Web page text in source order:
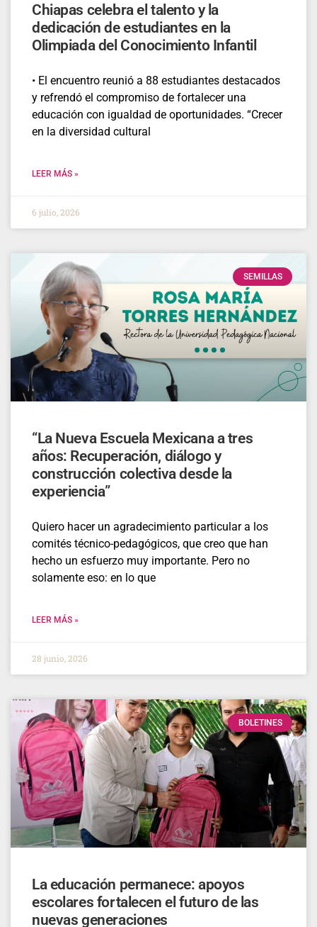
Chiapas celebra el talento y la
dedicación de estudiantes en la
Olimpiada del Conocimiento Infantil
• El encuentro reunió a 88 estudiantes destacados
y refrendó el compromiso de fortalecer una
educación con igualdad de oportunidades. “Crecer
en la diversidad cultural
LEER MÁS »
6 julio, 2026
SEMILLAS
“La Nueva Escuela Mexicana a tres
años: Recuperación, diálogo y
construcción colectiva desde la
experiencia”
Quiero hacer un agradecimiento particular a los
comités técnico-pedagógicos, que creo que han
hecho un esfuerzo muy importante. Pero no
solamente eso: en lo que
LEER MÁS »
28 junio, 2026
BOLETINES
La educación permanece: apoyos
escolares fortalecen el futuro de las
nuevas generaciones